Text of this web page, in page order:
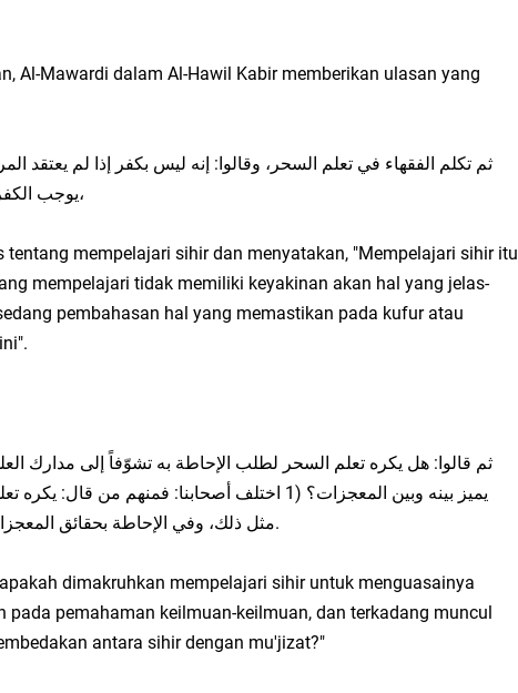
Al-Mawardi dalam Al-Hawil Kabir memberikan ulasan yang
ثم تكلم الفقهاء في تعلم السحر، وقالوا: إنه ليس بكفر إذا لم يعتقد
يوجب الكفر وما لا يوجبه لا يليق بهذا الفن،
mempelajari sihir dan menyatakan, "Mempelajari sihir itu
mempelajari tidak memiliki keyakinan akan hal yang jelas-
pembahasan hal yang memastikan pada kufur atau
يميز بينه وبين المعجزات؟ (1 اختلف أصحابنا: فمنهم
مثل ذلك، وفي الإحاطة بحقائق المعجزات 1) ما يغني عن تعلّم السحر.
dimakruhkan mempelajari sihir untuk menguasainya
pada pemahaman keilmuan-keilmuan, dan terkadang muncul
antara sihir dengan mu'jizat?"